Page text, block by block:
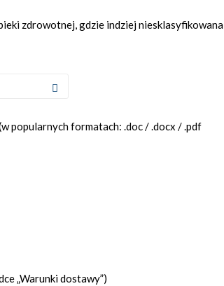
zdrowotnej, gdzie indziej niesklasyfikowana
popularnych formatach: .doc / .docx / .pdf
„Warunki dostawy”)